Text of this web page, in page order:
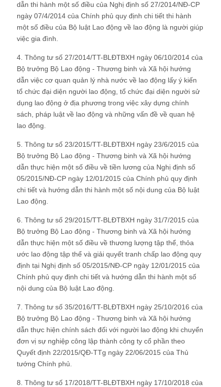
dẫn thi hành một số điều của Nghị định số 27/2014/NĐ-CP
ngày 07/4/2014 của Chính phủ quy định chi tiết thi hành
một số điều của Bộ luật Lao động về lao động là người giúp
việc gia đình.
4. Thông tư số 27/2014/TT-BLĐTBXH ngày 06/10/2014 của
Bộ trưởng Bộ Lao động - Thương binh và Xã hội hướng
dẫn việc cơ quan quản lý nhà nước về lao động lấy ý kiến
tổ chức đại diện người lao động, tổ chức đại diện người sử
dụng lao động ở địa phương trong việc xây dựng chính
sách, pháp luật về lao động và những vấn đề về quan hệ
lao động.
5. Thông tư số 23/2015/TT-BLĐTBXH ngày 23/6/2015 của
Bộ trưởng Bộ Lao động - Thương binh và Xã hội hướng
dẫn thực hiện một số điều về tiền lương của Nghị định số
05/2015/NĐ-CP ngày 12/01/2015 của Chính phủ quy định
chi tiết và hướng dẫn thi hành một số nội dung của Bộ luật
Lao động.
6. Thông tư số 29/2015/TT-BLĐTBXH ngày 31/7/2015 của
Bộ trưởng Bộ Lao động - Thương binh và Xã hội hướng
dẫn thực hiện một số điều về thương lượng tập thể, thỏa
ước lao động tập thể và giải quyết tranh chấp lao động quy
định tại Nghị định số 05/2015/NĐ-CP ngày 12/01/2015 của
Chính phủ quy định chi tiết và hướng dẫn thi hành một số
nội dung của Bộ luật Lao động.
7. Thông tư số 35/2016/TT-BLĐTBXH ngày 25/10/2016 của
Bộ trưởng Bộ Lao động - Thương binh và Xã hội hướng
dẫn thực hiện chính sách đối với người lao động khi chuyển
đơn vị sự nghiệp công lập thành công ty cổ phần theo
Quyết định 22/2015/QĐ-TTg ngày 22/06/2015 của Thủ
tướng Chính phủ.
8. Thông tư số 17/2018/TT-BLĐTBXH ngày 17/10/2018 của